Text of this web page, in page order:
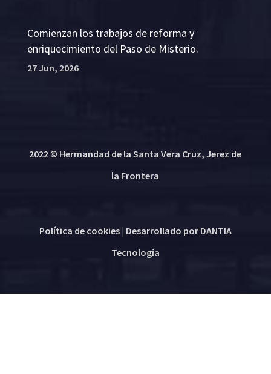
Comienzan los trabajos de reforma y
enriquecimiento del Paso de Misterio.
27 Jun, 2026
2022 © Hermandad de la Santa Vera Cruz, Jerez de
la Frontera
Política de cookies| Desarrollado por DANTIA
Tecnología